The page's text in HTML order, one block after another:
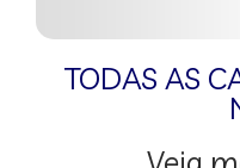
TODAS AS